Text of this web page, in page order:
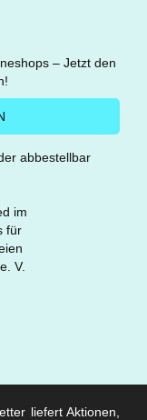
– Jetzt den
abbestellbar
liefert Aktionen,